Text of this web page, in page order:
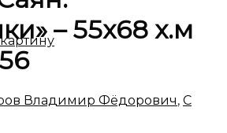
– 55х68 х.м
Владимир Фёдорович, C